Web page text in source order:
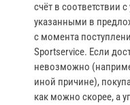
счёт в соответствии
указанными в
с момента
Sportservice. Если
невозможно
иной причине),
как можно скорее, а